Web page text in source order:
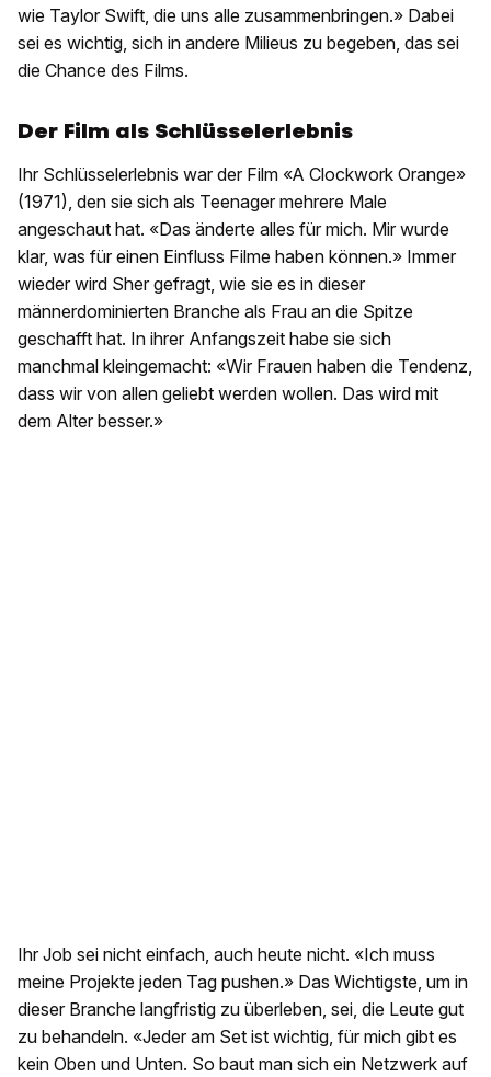
wie Taylor Swift, die uns alle zusammenbringen.» Dabei
sei es wichtig, sich in andere Milieus zu begeben, das sei
die Chance des Films.
Der Film als Schlüsselerlebnis
Ihr Schlüsselerlebnis war der Film «A Clockwork Orange»
(1971), den sie sich als Teenager mehrere Male
angeschaut hat. «Das änderte alles für mich. Mir wurde
klar, was für einen Einfluss Filme haben können.» Immer
wieder wird Sher gefragt, wie sie es in dieser
männerdominierten Branche als Frau an die Spitze
geschafft hat. In ihrer Anfangszeit habe sie sich
manchmal kleingemacht: «Wir Frauen haben die Tendenz,
dass wir von allen geliebt werden wollen. Das wird mit
dem Alter besser.»
Ihr Job sei nicht einfach, auch heute nicht. «Ich muss
meine Projekte jeden Tag pushen.» Das Wichtigste, um in
dieser Branche langfristig zu überleben, sei, die Leute gut
zu behandeln. «Jeder am Set ist wichtig, für mich gibt es
kein Oben und Unten. So baut man sich ein Netzwerk auf